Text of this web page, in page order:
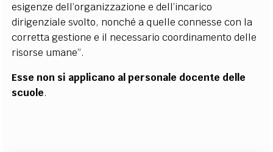
esigenze dell’organizzazione e dell’incarico
dirigenziale svolto, nonché a quelle connesse con la
corretta gestione e il necessario coordinamento delle
risorse umane”.
Esse non si applicano al personale docente delle
scuole.